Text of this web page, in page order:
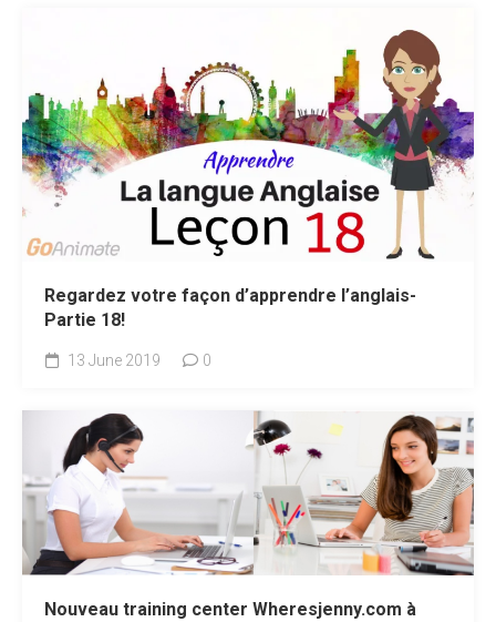
Regardez votre façon d’apprendre l’anglais-
Partie 18!
13 June 2019 0
Nouveau training center Wheresjenny.com à